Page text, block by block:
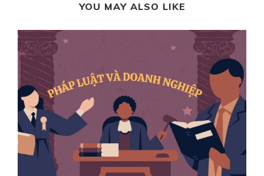
YOU MAY ALSO LIKE